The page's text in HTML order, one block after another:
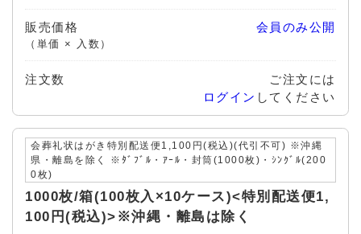
販売価格
（単価 × 入数）
会員のみ公開
注文数
ご注文には
ログイン してください
会葬礼状はがき特別配送便1,100円(税込)(代引不可) ※沖縄
県・離島を除く ※ﾀﾞﾌﾞﾙ・ｱｰﾙ・封筒(1000枚)・ｼﾝｸﾞﾙ(200
0枚)
1000枚/箱(100枚入×10ケース)<特別配送便1,
100円(税込)>※沖縄・離島は除く